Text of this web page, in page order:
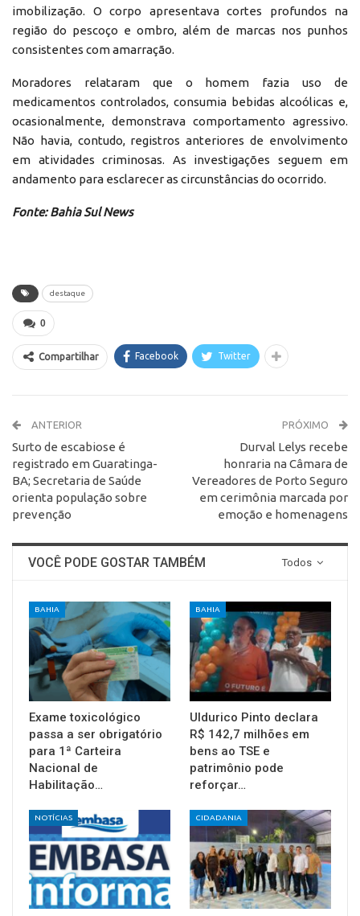
imobilização. O corpo apresentava cortes profundos na
região do pescoço e ombro, além de marcas nos punhos
consistentes com amarração.
Moradores relataram que o homem fazia uso de
medicamentos controlados, consumia bebidas alcoólicas e,
ocasionalmente, demonstrava comportamento agressivo.
Não havia, contudo, registros anteriores de envolvimento
em atividades criminosas. As investigações seguem em
andamento para esclarecer as circunstâncias do ocorrido.
Fonte: Bahia Sul News
destaque
0
Compartilhar Facebook Twitter
ANTERIOR
Surto de escabiose é
registrado em Guaratinga-
BA; Secretaria de Saúde
orienta população sobre
prevenção
PRÓXIMO
Durval Lelys recebe
honraria na Câmara de
Vereadores de Porto Seguro
em cerimônia marcada por
emoção e homenagens
Todos
VOCÊ PODE GOSTAR TAMBÉM
BAHIA
Exame toxicológico
passa a ser obrigatório
para 1ª Carteira
Nacional de
Habilitação…
BAHIA
Uldurico Pinto declara
R$ 142,7 milhões em
bens ao TSE e
patrimônio pode
reforçar…
NOTÍCIAS CIDADANIA